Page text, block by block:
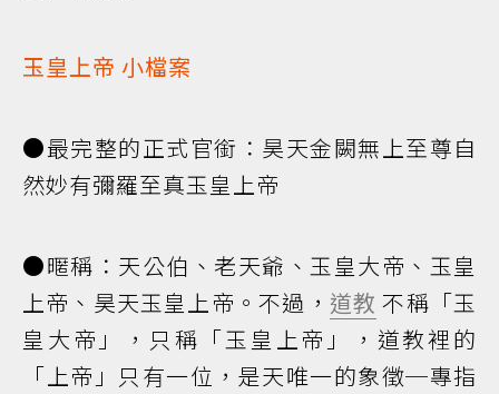
玉皇上帝 小檔案
●最完整的正式官銜：昊天金闕無上至尊自
然妙有彌羅至真玉皇上帝
●暱稱：天公伯、老天爺、玉皇大帝、玉皇
上帝、昊天玉皇上帝。不過， 道教 不稱「玉
皇大帝」，只稱「玉皇上帝」，道教裡的
「上帝」只有一位，是天唯一的象徵─專指